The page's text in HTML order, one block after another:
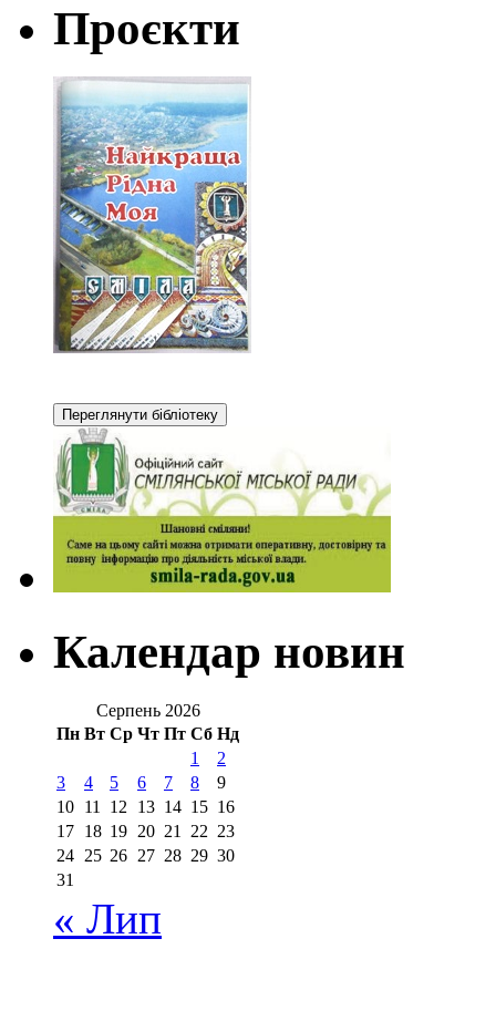
Проєкти
Календар новин
Серпень 2026
Пн Вт Ср Чт Пт Сб Нд
1
2
3
4 5 6 7 8
9
10 11 12 13 14 15 16
17 18 19 20 21 22 23
24 25 26 27 28 29 30
31
« Лип